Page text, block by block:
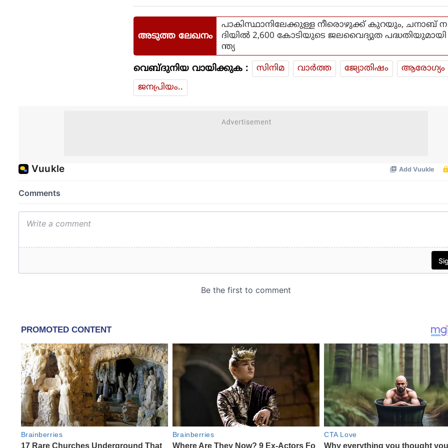
അടുത്ത ലേഖനം
പാകിസ്ഥാനിലേക്കുള്ള നീരൊഴുക്ക് കുറയും, ചനാബ് ന
ദിയിൽ 2,600 കോടിയുടെ ജലവൈദ്യുത
ന്ത്യ
വെബ്ദുനിയ വായിക്കുക : സിനിമ വാര്‍ത്ത ജ്യോതിഷം
ആരോഗ്യം
ജനപ്രിയം..